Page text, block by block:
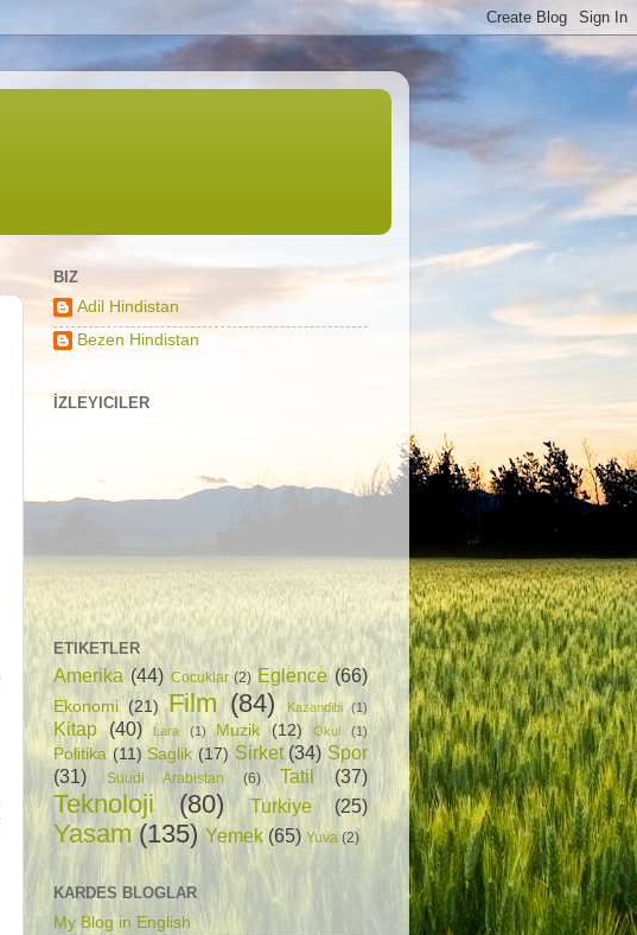
BIZ
Adil Hindistan
Bezen Hindistan
İZLEYICILER
ETIKETLER
Amerika (44) Cocuklar (2) Eglence (66)
Ekonomi (21) Film (84) Kazandibi (1)
Kitap (40) Lara (1) Muzik (12) Okul (1)
Politika (11) Saglik (17) Sirket (34) Spor
(31)
Suudi Arabistan (6) Tatil (37)
Teknoloji (80) Turkiye (25)
Yasam (135) Yemek (65) Yuva (2)
KARDES BLOGLAR
My Blog in English